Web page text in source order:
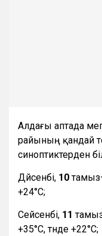
Алдағы аптада
райының қандай
синоптиктерден
Дүйсенбі, 10
+24°С;
Сейсенбі, 11
+35°С, түнде +22°С;